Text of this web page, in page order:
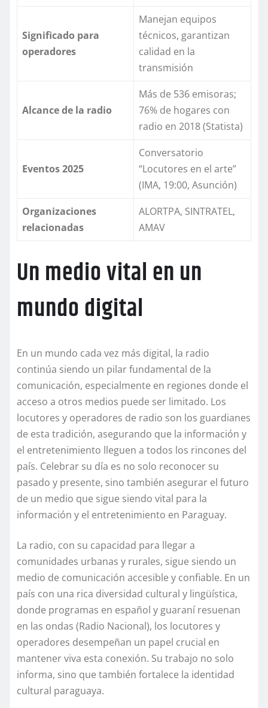
Significado para
operadores
Manejan equipos
técnicos, garantizan
calidad en la
transmisión
Alcance de la radio
Más de 536 emisoras;
76% de hogares con
radio en 2018 (Statista)
Eventos 2025
Conversatorio
“Locutores en el arte”
(IMA, 19:00, Asunción)
Organizaciones
relacionadas
ALORTPA, SINTRATEL,
AMAV
Un medio vital en un
mundo digital
En un mundo cada vez más digital, la radio
continúa siendo un pilar fundamental de la
comunicación, especialmente en regiones donde el
acceso a otros medios puede ser limitado. Los
locutores y operadores de radio son los guardianes
de esta tradición, asegurando que la información y
el entretenimiento lleguen a todos los rincones del
país. Celebrar su día es no solo reconocer su
pasado y presente, sino también asegurar el futuro
de un medio que sigue siendo vital para la
información y el entretenimiento en Paraguay.
La radio, con su capacidad para llegar a
comunidades urbanas y rurales, sigue siendo un
medio de comunicación accesible y confiable. En un
país con una rica diversidad cultural y lingüística,
donde programas en español y guaraní resuenan
en las ondas (Radio Nacional), los locutores y
operadores desempeñan un papel crucial en
mantener viva esta conexión. Su trabajo no solo
informa, sino que también fortalece la identidad
cultural paraguaya.